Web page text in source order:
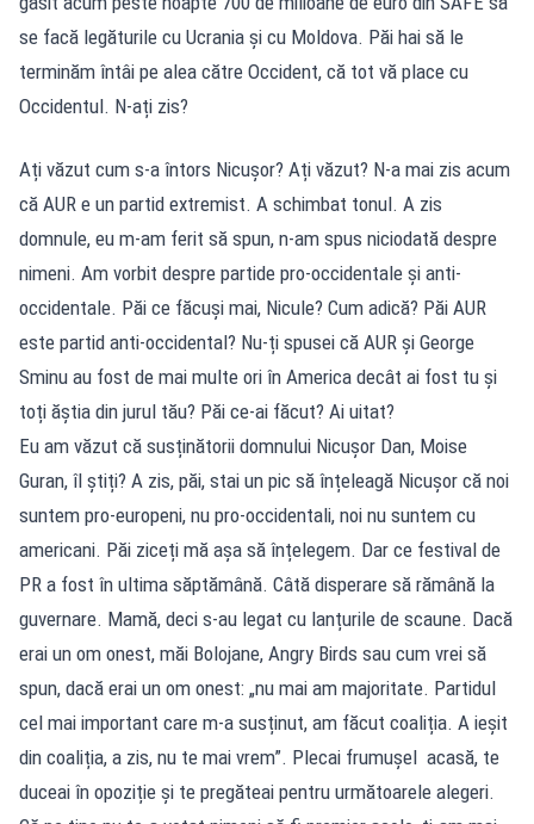
se facă legăturile cu Ucrania și cu Moldova. Păi hai să le
terminăm întâi pe alea către Occident, că tot vă place cu
Occidentul. N-ați zis?
Ați văzut cum s-a întors Nicușor? Ați văzut? N-a mai zis acum
că AUR e un partid extremist. A schimbat tonul. A zis
domnule, eu m-am ferit să spun, n-am spus niciodată despre
nimeni. Am vorbit despre partide pro-occidentale și anti-
occidentale. Păi ce făcuși mai, Nicule? Cum adică? Păi AUR
este partid anti-occidental? Nu-ți spusei că AUR și George
Sminu au fost de mai multe ori în America decât ai fost tu și
toți ăștia din jurul tău? Păi ce-ai făcut? Ai uitat?
Eu am văzut că susținătorii domnului Nicușor Dan, Moise
Guran, îl știți? A zis, păi, stai un pic să înțeleagă Nicușor că noi
suntem pro-europeni, nu pro-occidentali, noi nu suntem cu
americani. Păi ziceți mă așa să înțelegem. Dar ce festival de
PR a fost în ultima săptămână. Câtă disperare să rămână la
guvernare. Mamă, deci s-au legat cu lanțurile de scaune. Dacă
erai un om onest, măi Bolojane, Angry Birds sau cum vrei să
spun, dacă erai un om onest: „nu mai am majoritate. Partidul
cel mai important care m-a susținut, am făcut coaliția. A ieșit
din coaliția, a zis, nu te mai vrem”. Plecai frumușel acasă, te
duceai în opoziție și te pregăteai pentru următoarele alegeri.